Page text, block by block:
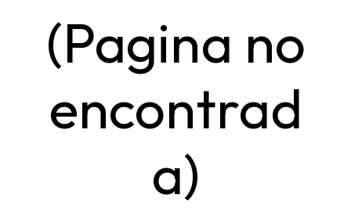
(Pagina no
encontrad
a)